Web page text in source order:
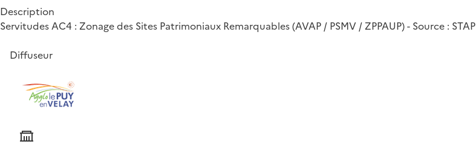
Description
Servitudes AC4 : Zonage des Sites Patrimoniaux Remarquables (AVAP / PSMV / ZPPAUP) - Source : STAP
Diffuseur